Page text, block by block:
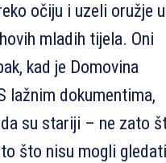
očiju i uzeli oružje u
mladih tijela. Oni
kad je Domovina
lažnim dokumentima,
su stariji – ne zato
što nisu mogli gledati